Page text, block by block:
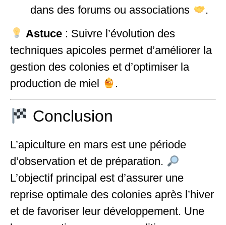
dans des forums ou associations
.
Astuce : Suivre l’évolution des
techniques apicoles permet d’améliorer la
gestion des colonies et d’optimiser la
production de miel
.
Conclusion
L’apiculture en mars est une période
d’observation et de préparation.
L’objectif principal est d’assurer une
reprise optimale des colonies après l’hiver
et de favoriser leur développement. Une